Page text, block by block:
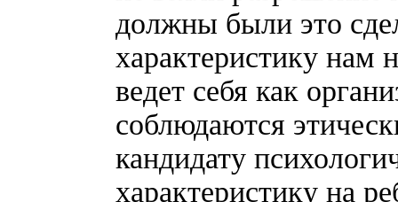
должны были это
характеристику нам
ведет себя как
соблюдаются
кандидату
характеристику на